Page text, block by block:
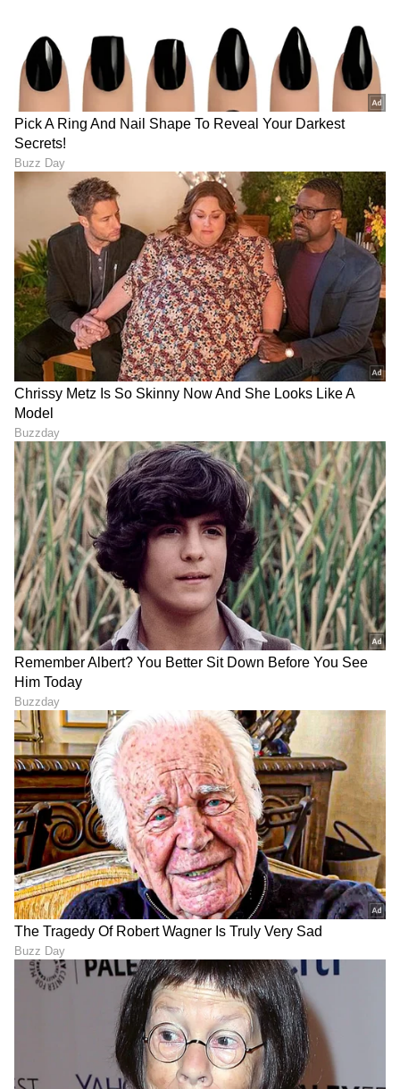
ಕರ್ನಾಟಕ, ಭಾರತ (India News) ಮತ್ತು ಜಗತ್ತಿನ
ಕ್ಷಣಕ್ಷಣದ ಕನ್ನಡ ಸುದ್ದಿ (Kannada News
)
ಅಪ್ಡೇಟ್‌ಗಳಿಗಾಗಿ ಏಷ್ಯಾನೆಟ್ ಸುವರ್ಣ ನ್ಯೂಸ್‌ ಫಾಲೋ
ಮಾಡಿ. ಬ್ರೇಕಿಂಗ್ ಸುದ್ದಿ (Latest Kannada News
ವಿಶೇಷ ವರದಿಗಳು ಮತ್ತು ನೇರ ಪ್ರಸಾರಗಳೊಂದಿಗೆ
(kannada news live) ಸಂಪೂರ್ಣ ಮಾಹಿತಿ ಒಂದೇ
ಕ್ಲಿಕ್‌ನಲ್ಲಿ ಲಭ್ಯ. ಏಷ್ಯಾನೆಟ್ ಸುವರ್ಣ ನ್ಯೂಸ್ ಅಧಿಕೃತ
ಆ್ಯಪ್ ಡೌನ್‌ಲೋಡ್ ಮಾಡಿ ಹಾಗು ಎಲ್ಲಾ ಅಪ್‌ಡೇಟ್
ಗಳನ್ನು ಪಡೆಯಿರಿ
ABOUT THE AUTHOR
RJ Ravi Janekal
ಪ್ರಸ್ತುತ, ಏಷಿಯಾನೆಟ್ ಸುವರ್ಣನ್ಯೂಸ್‌ನಲ್ಲಿ ಉಪ ಸಂಪಾದಕ.
ಪತ್ರಿಕೋದ್ಯಮದಲ್ಲಿ 8 ವರ್ಷಗಳ ಅನುಭವ. ವಾರ್ತಾ ಮತ್ತು
ಸಾರ್ವಜನಿಕ ಸಂಪರ್ಕ ಇಲಾಖೆಯಲ್ಲಿ ನ್ಯೂಸ್ ಮಾನಿಟರಿಂಗ್ ಆಗಿ
ಹಲವು ವರ್ಷಗಳ ಸೇವೆ, ಕೊರೊನಾ ವಾರಿಯರ್ಸ್ ಅವಾರ್ಡ್,
ಮೂಲತಃ ರಾಯಚೂರು ಜಿಲ್ಲೆಯ ಜಾನೇಕಲ್ ಗ್ರಾಮದವರಾದ ಇವರು
ಓದು, ಬರೆವಣಿಗೆ ಮತ್ತು ಸಾಹಿತ್ಯಾಸಕ್ತರು.
ಬೆಂಗಳೂರು ಎಚ್‌.ಡಿ. ದೇವೇಗೌಡ ಡಿ.ಕೆ. ಶಿವಕುಮಾರ್ ಕರ್ನಾಟಕ ರಾಜಕೀಯ
DOWNLOAD APP
RECOMMENDED STORIES